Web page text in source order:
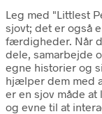
Leg med "Littlest
sjovt; det er også
færdigheder. Når
dele, samarbejde
egne historier og
hjælper dem med
er en sjov måde
og evne til at